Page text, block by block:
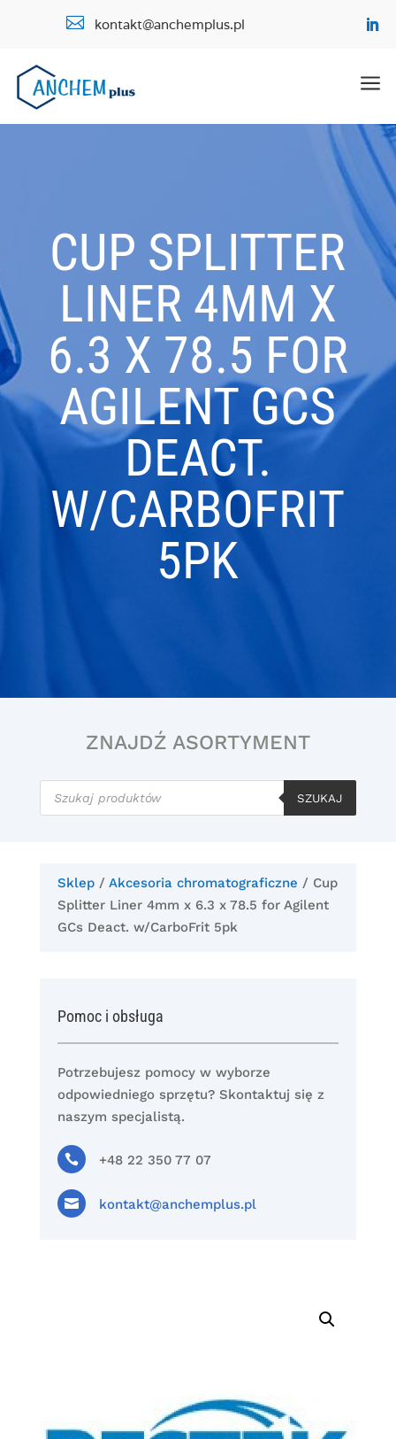
 kontakt@anchemplus.pl
a
CUP SPLITTER
LINER 4MM X
6.3 X 78.5 FOR
AGILENT GCS
DEACT.
W/CARBOFRIT
5PK
ZNAJDŹ ASORTYMENT
Wyszukiwarka
produktów
SZUKAJ
Sklep/ Akcesoria chromatograficzne / Cup
Splitter Liner 4mm x 6.3 x 78.5 for Agilent
GCs Deact. w/CarboFrit 5pk
Pomoc i obsługa
Potrzebujesz pomocy w wyborze
odpowiedniego sprzętu? Skontaktuj się z
naszym specjalistą.
 +48 22 350 77 07
 kontakt@anchemplus.pl